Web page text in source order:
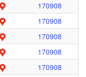
170908
170908
170908
170908
170908